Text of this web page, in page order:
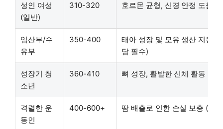
성인 여성
(일반)
310-320 호르몬 균형, 신경 안정 도움
임산부/수
유부
350-400
태아 성장 및 모유 생산 지원 (
담 필수)
성장기 청
소년
360-410 뼈 성장, 활발한 신체 활동 지원
격렬한 운
동인
400-600+ 땀 배출로 인한 손실 보충 (개